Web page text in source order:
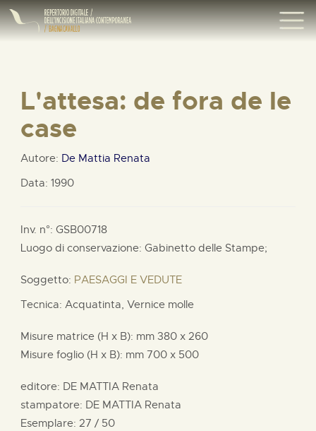
L'attesa: de fora de le
case
Autore: De Mattia Renata
Data: 1990
Inv. n°: GSB00718
Luogo di conservazione: Gabinetto delle Stampe;
Soggetto: PAESAGGI E VEDUTE
Tecnica: Acquatinta, Vernice molle
Misure matrice (H x B): mm 380 x 260
Misure foglio (H x B): mm 700 x 500
editore: DE MATTIA Renata
stampatore: DE MATTIA Renata
Esemplare: 27 / 50